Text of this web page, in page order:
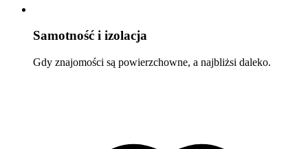
Samotność i izolacja
Gdy znajomości są powierzchowne, a najbliżsi daleko.